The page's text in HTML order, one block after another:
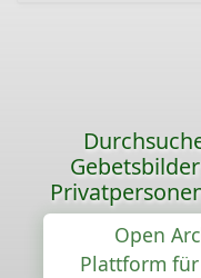
Open
Plattform